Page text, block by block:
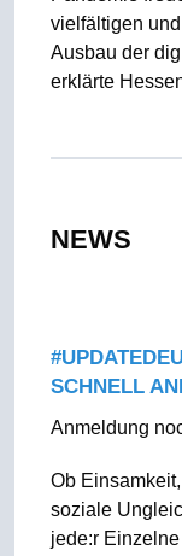
vielfältigen
Ausbau der
erklärte
NEWS
SCHNELL
Anmeldung
Ob
soziale
jede:r